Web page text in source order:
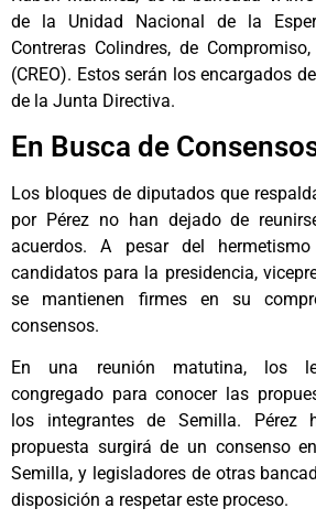
de la Unidad Nacional de la
Contreras Colindres, de
(CREO). Estos serán los encargados
de la Junta Directiva.
En Busca de
Los bloques de diputados que
por Pérez no han dejado de
acuerdos. A pesar del
candidatos para la presidencia,
se mantienen firmes en su
consensos.
En una reunión matutina, los
congregado para conocer las
los integrantes de Semilla. Pérez
propuesta surgirá de un consenso
Semilla, y legisladores de otras
disposición a respetar este proceso.